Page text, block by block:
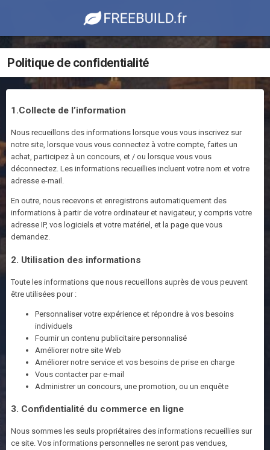
Politique de confidentialité
1.Collecte de l’information
Nous recueillons des informations lorsque vous vous inscrivez sur
notre site, lorsque vous vous connectez à votre compte, faites un
achat, participez à un concours, et / ou lorsque vous vous
déconnectez. Les informations recueillies incluent votre nom et votre
adresse e-mail.
En outre, nous recevons et enregistrons automatiquement des
informations à partir de votre ordinateur et navigateur, y compris votre
adresse IP, vos logiciels et votre matériel, et la page que vous
demandez.
2. Utilisation des informations
Toute les informations que nous recueillons auprès de vous peuvent
être utilisées pour :
Personnaliser votre expérience et répondre à vos besoins
individuels
Fournir un contenu publicitaire personnalisé
Améliorer notre site Web
Améliorer notre service et vos besoins de prise en charge
Vous contacter par e-mail
Administrer un concours, une promotion, ou un enquête
3. Confidentialité du commerce en ligne
Nous sommes les seuls propriétaires des informations recueillies sur
ce site. Vos informations personnelles ne seront pas vendues,